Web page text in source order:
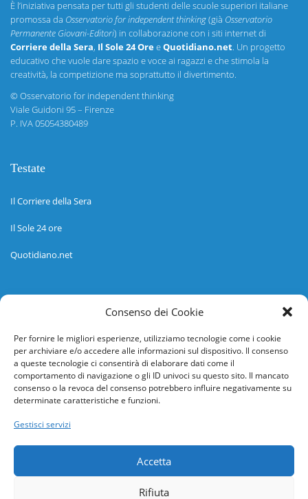
Consenso dei Cookie
Per fornire le migliori esperienze, utilizziamo tecnologie come i cookie
per archiviare e/o accedere alle informazioni sul dispositivo. Il consenso
a queste tecnologie ci consentirà di elaborare dati come il
comportamento di navigazione o gli ID univoci su questo sito. Il mancato
consenso o la revoca del consenso potrebbero influire negativamente su
determinate caratteristiche e funzioni.
Gestisci servizi
Accetta
Rifiuta
È l’iniziativa pensata per tutti gli studenti delle scuole superiori italiane
promossa da Osservatorio for independent thinking(già Osservatorio
Permanente Giovani-Editori) in collaborazione con i siti internet di
Corriere della Sera, Il Sole 24 OreeQuotidiano.net. Un progetto
educativo che vuole dare spazio e voce ai ragazzi e che stimola la
creatività, la competizione ma soprattutto il divertimento.
©Osservatorio for independent thinking
Viale Guidoni 95 – Firenze
P. IVA 05054380489
Testate
Il Corriere della Sera
Il Sole 24 ore
Quotidiano.net
Informazioni
Help desk
Guida rapida